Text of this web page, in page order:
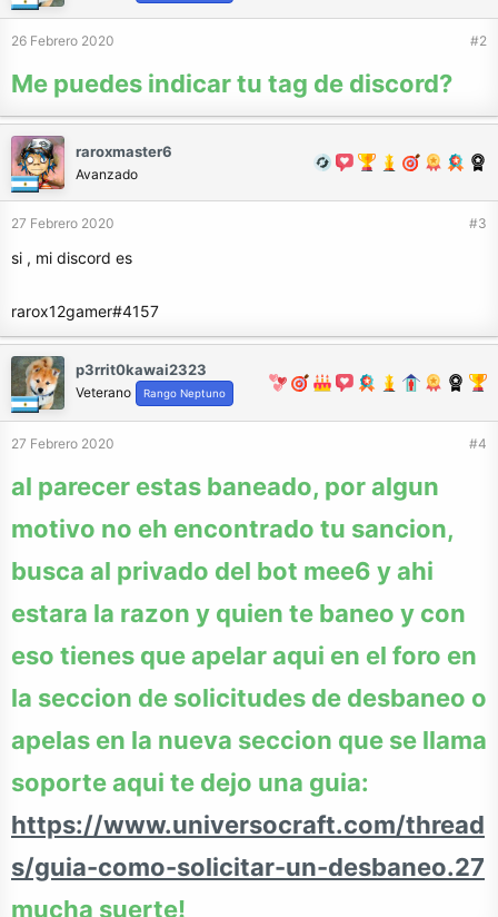
26 Febrero 2020 #2
Me puedes indicar tu tag de discord?
raroxmaster6
Avanzado
27 Febrero 2020 #3
si , mi discord es
rarox12gamer#4157
p3rrit0kawai2323
Veterano Rango Neptuno
27 Febrero 2020 #4
al parecer estas baneado, por algun
motivo no eh encontrado tu sancion,
busca al privado del bot mee6 y ahi
estara la razon y quien te baneo y con
eso tienes que apelar aqui en el foro en
la seccion de solicitudes de desbaneo o
apelas en la nueva seccion que se llama
soporte aqui te dejo una guia:
https://www.universocraft.com/thread
s/guia-como-solicitar-un-desbaneo.27
mucha suerte!